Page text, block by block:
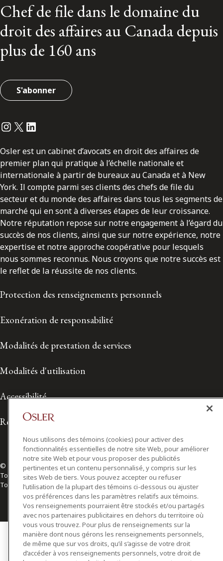
Chef de file dans le domaine du
droit des affaires au Canada depuis
plus de 160 ans
S'abonner
Instagram
Twitter
LinkedIn
Osler est un cabinet d’avocats en droit des affaires de
premier plan qui pratique à l’échelle nationale et
internationale à partir de bureaux au Canada et à New
York. Il compte parmi ses clients des chefs de file du
secteur et du monde des affaires dans tous les segments de
marché qui en sont à diverses étapes de leur croissance.
Notre réputation repose sur notre engagement à l’égard du
succès de nos clients, ainsi que sur notre expérience, notre
expertise et notre approche coopérative pour lesquels
nous sommes reconnus. Nous croyons que notre succès est
le reflet de la réussite de nos clients.
Protection des renseignements personnels
Exonération de responsabilité
Modalités de prestation de services
Modalités d'utilisation
Accessibilité
Relations avec les médias
© 2026 Osler, Hoskin & Harcourt S.E.N.C.R.L./s.r.l.
Tous droits réservés
Toronto | Montréal | Calgary | Vancouver | Ottawa | New York
Nous utilisons des témoins (cookies) pour activer des
fonctionnalités essentielles de notre site Web, pour améliorer
notre site Web et pour vous proposer des publicités
pertinentes et un contenu personnalisé, y compris sur les
sites Web de tiers. Vous pouvez accepter ou refuser
l’utilisation de la plupart des témoins ci-dessous ou ajuster
vos préférences dans les paramètres relatifs aux témoins.
Vos renseignements pourraient être stockés et/ou partagés
avec nos partenaires publicitaires en dehors du territoire où
vous vous trouvez. Pour plus de renseignements sur la
manière dont nous gérons les renseignements personnels,
de même que sur vos droits, qu’il s’agisse de votre droit
d’accéder à vos renseignements personnels, votre droit de